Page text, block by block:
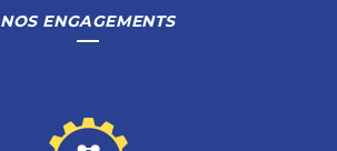
NOS ENGAGEMENTS